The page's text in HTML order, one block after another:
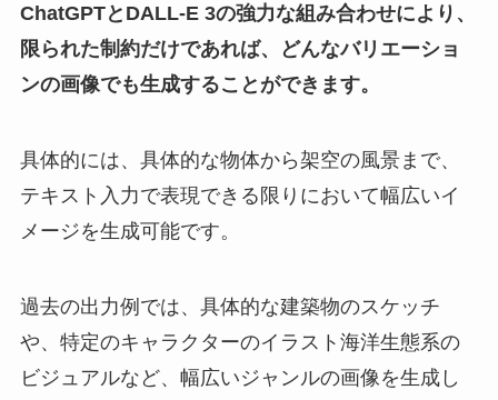
ChatGPTとDALL-E 3の強力な組み合わせにより、
限られた制約だけであれば、どんなバリエーショ
ンの画像でも生成することができます。
具体的には、具体的な物体から架空の風景まで、
テキスト入力で表現できる限りにおいて幅広いイ
メージを生成可能です。
過去の出力例では、具体的な建築物のスケッチ
や、特定のキャラクターのイラスト海洋生態系の
ビジュアルなど、幅広いジャンルの画像を生成し